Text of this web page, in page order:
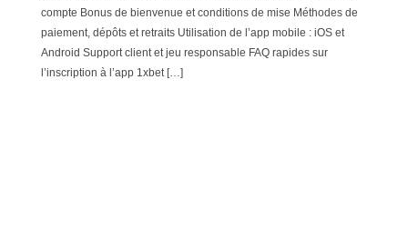
compte Bonus de bienvenue et conditions de mise Méthodes de
paiement, dépôts et retraits Utilisation de l’app mobile : iOS et
Android Support client et jeu responsable FAQ rapides sur
l’inscription à l’app 1xbet […]